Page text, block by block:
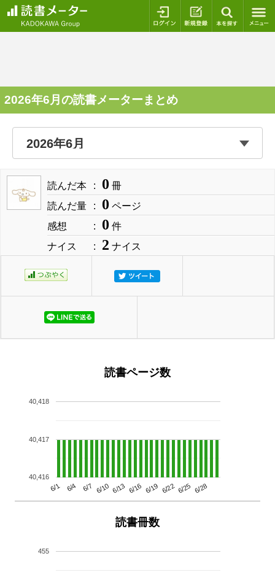
ログイン 新規登録
2026年6月の読書メーターまとめ
読んだ本 0 冊
読んだ量
0 ページ
感想
0 件
ナイス
2 ナイス
読書ページ数
6/1 6/4 6/7 6/10 6/13 6/16 6/19 6/22 6/25 6/28
40,416
40,417
40,418
読書冊数
455